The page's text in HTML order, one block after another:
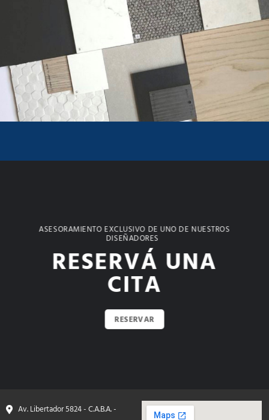
ASESORAMIENTO EXCLUSIVO DE UNO DE NUESTROS
DISEÑADORES
RESERVÁ UNA
CITA
RESERVAR
Av. Libertador 5824 - C.A.B.A. -